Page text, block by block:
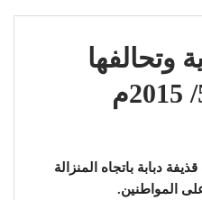
وتحالفها
دبابة باتجاه المنزالة
المواطنين.